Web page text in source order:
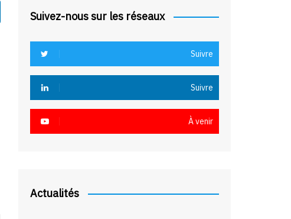
Suivez-nous sur les réseaux
Suivre
Suivre
À venir
Actualités